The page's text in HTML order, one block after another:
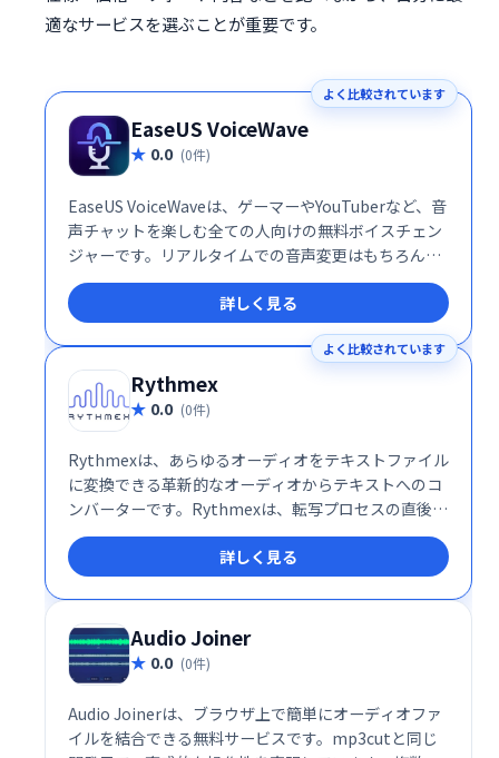
適なサービスを選ぶことが重要です。
よく比較されています
EaseUS VoiceWave
0.0 (0件)
EaseUS VoiceWaveは、ゲーマーやYouTuberなど、音
声チャットを楽しむ全ての人向けの無料ボイスチェン
ジャーです。リアルタイムでの音声変更はもちろん、
ビデオ/オーディオファイルへの適用も可能です。強力
な機能で、あなただけの個性的な声を演出しましょ
う。
詳しく見る
よく比較されています
Rythmex
0.0 (0件)
Rythmexは、あらゆるオーディオをテキストファイル
に変換できる革新的なオーディオからテキストへのコ
ンバーターです。Rythmexは、転写プロセスの直後に
ファイルを編集するためのAdvancedEditorを提供し
ます。チームと役割を作成できます。
詳しく見る
Audio Joiner
0.0 (0件)
Audio Joinerは、ブラウザ上で簡単にオーディオファ
イルを結合できる無料サービスです。mp3cutと同じ